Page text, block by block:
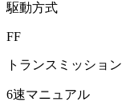
駆動方式
FF
トランスミッション
6速マニュアル